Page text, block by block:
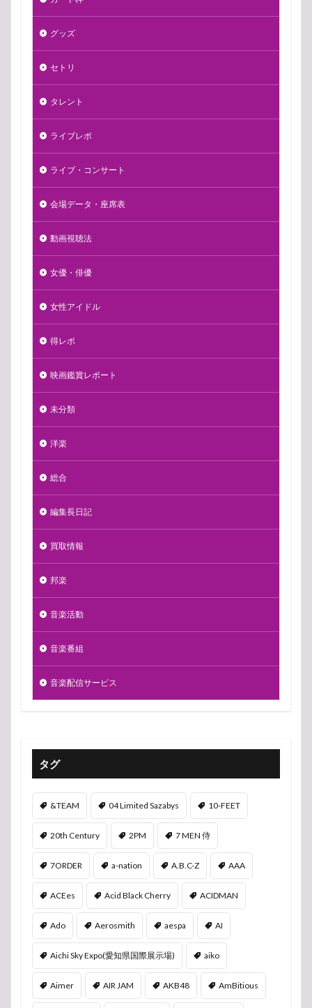
グッズ
セトリ
タレント
ライブレポ
ライブ・コンサート
会場データ・座席表
動画視聴法
女優・俳優
女性アイドル
得レポ
映画鑑賞レポート
未分類
洋楽
総合
編集長日記
買取情報
邦楽
音楽活動
音楽番組
音楽配信サービス
タグ
&TEAM 04 Limited Sazabys 10-FEET
20th Century 2PM 7 MEN 侍
7ORDER a-nation A.B.C-Z AAA
ACEes Acid Black Cherry ACIDMAN
Ado Aerosmith aespa AI
Aichi Sky Expo(愛知県国際展示場) aiko
Aimer AIR JAM AKB48 AmBitious